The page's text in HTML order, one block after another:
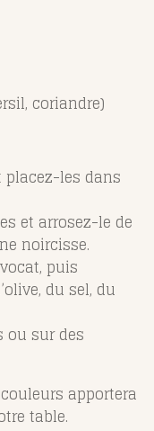
coriandre)
placez-les dans
et arrosez-le de
noircisse.
puis
du sel, du
ou sur des
apportera
table.